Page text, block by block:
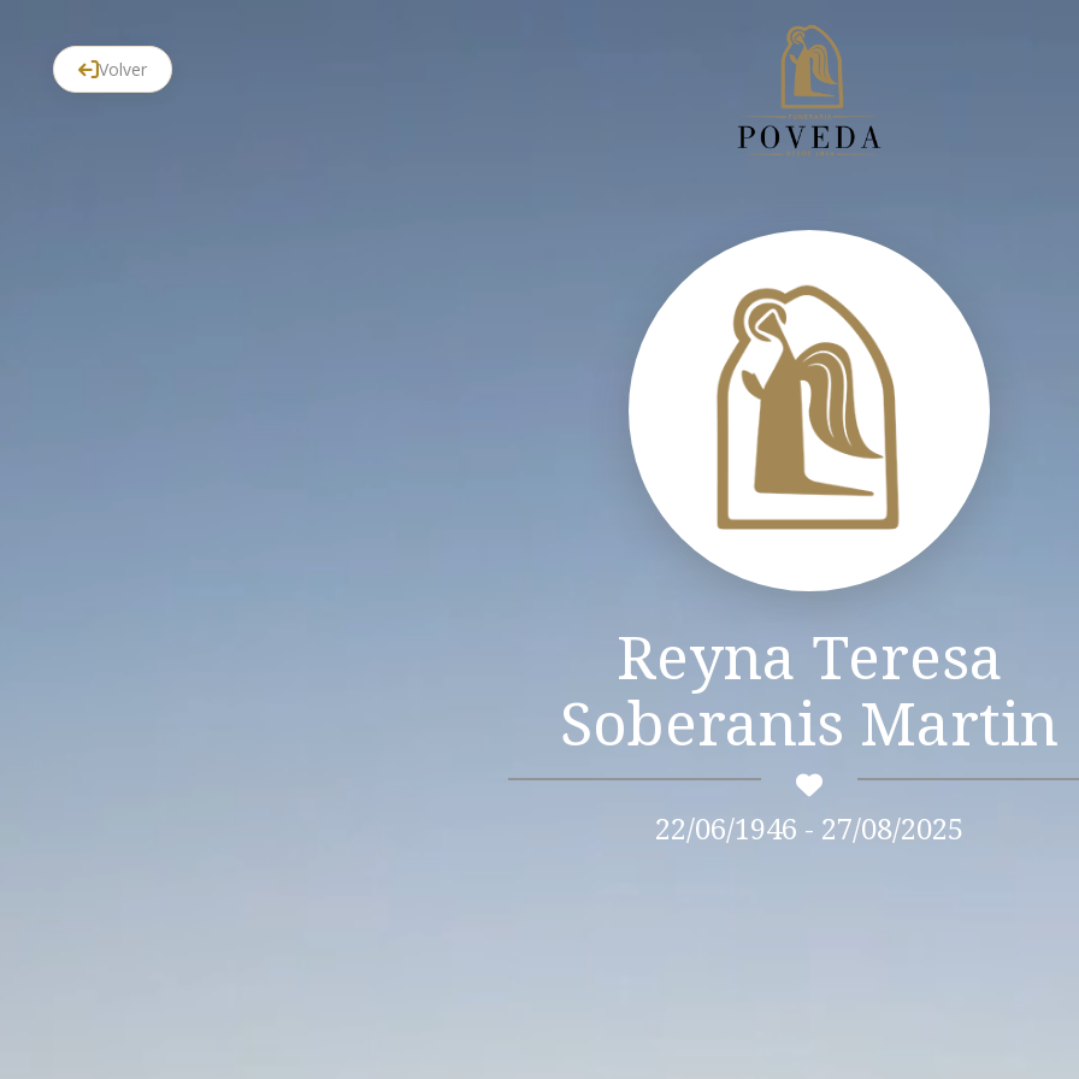
Reyna Teresa
Soberanis Martin
22/06/1946 - 27/08/2025
Volver